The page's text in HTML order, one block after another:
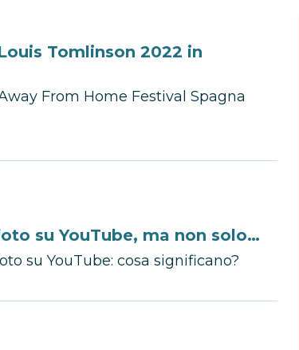
Tomlinson 2022 in
From Home Festival Spagna
su YouTube, ma non solo…
su YouTube: cosa significano?